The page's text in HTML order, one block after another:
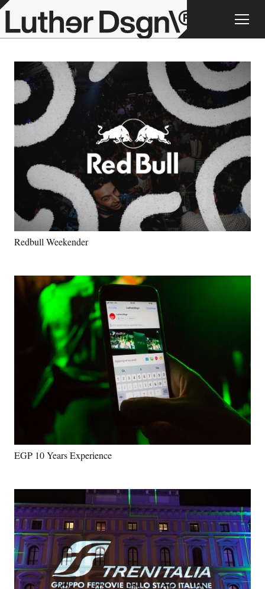
Redbull Weekender
EGP 10 Years Experience